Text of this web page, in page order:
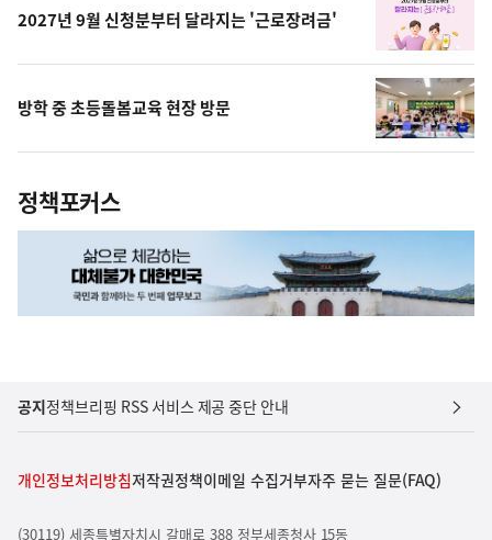
2027년 9월 신청분부터 달라지는 '근로장려금'
방학 중 초등돌봄교육 현장 방문
정책포커스
공지정책브리핑 RSS 서비스 제공 중단 안내
개인정보처리방침저작권정책이메일 수집거부자주 묻는 질문(FAQ)
(30119) 세종특별자치시 갈매로 388 정부세종청사 15동